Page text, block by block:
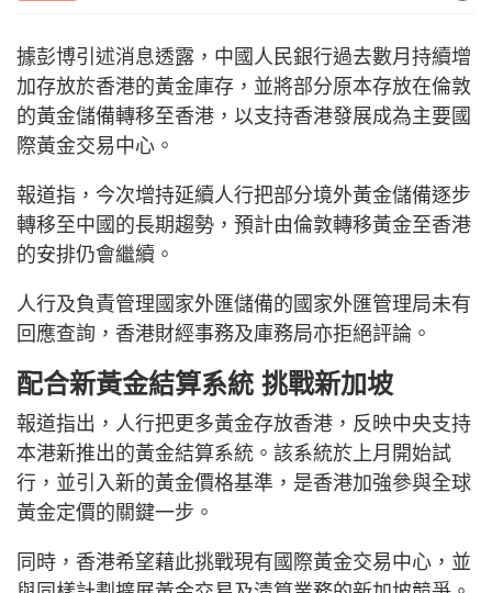
據彭博引述消息透露，中國人民銀行過去數月持續增
加存放於香港的黃金庫存，並將部分原本存放在倫敦
的黃金儲備轉移至香港，以支持香港發展成為主要國
際黃金交易中心。
報道指，今次增持延續人行把部分境外黃金儲備逐步
轉移至中國的長期趨勢，預計由倫敦轉移黃金至香港
的安排仍會繼續。
人行及負責管理國家外匯儲備的國家外匯管理局未有
回應查詢，香港財經事務及庫務局亦拒絕評論。
配合新黃金結算系統 挑戰新加坡
報道指出，人行把更多黃金存放香港，反映中央支持
本港新推出的黃金結算系統。該系統於上月開始試
行，並引入新的黃金價格基準，是香港加強參與全球
黃金定價的關鍵一步。
同時，香港希望藉此挑戰現有國際黃金交易中心，並